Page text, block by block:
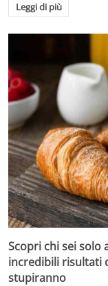
Leggi di più
Scopri chi sei solo
incredibili risultati
stupiranno